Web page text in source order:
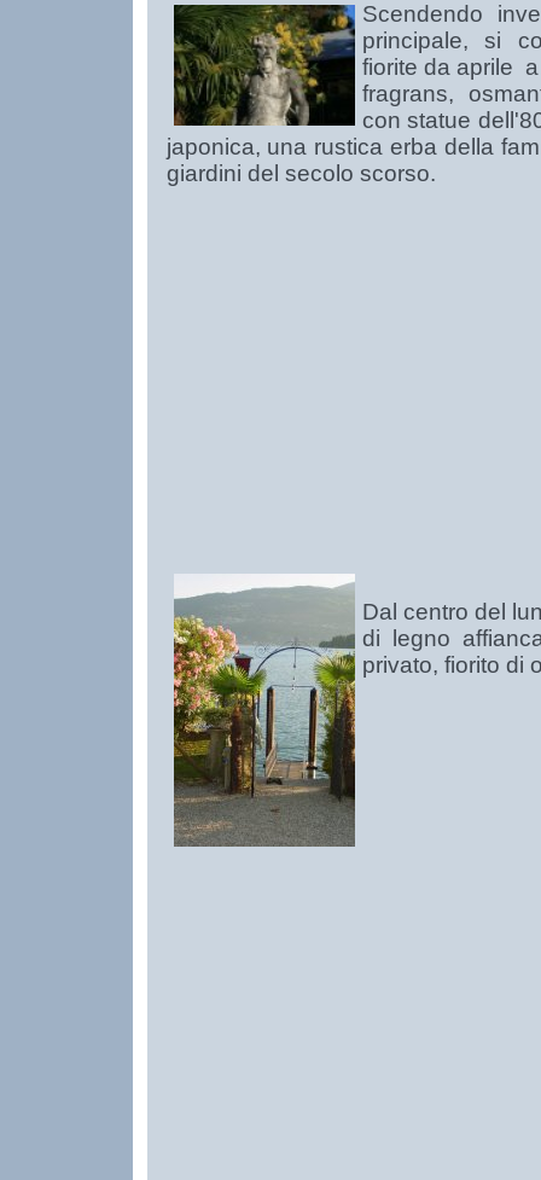
Scendendo
principale, si
fiorite da aprile
fragrans,
con statue
japonica, una rustica erba della
giardini del secolo scorso.
Dal centro del
di legno
privato, fiorito di